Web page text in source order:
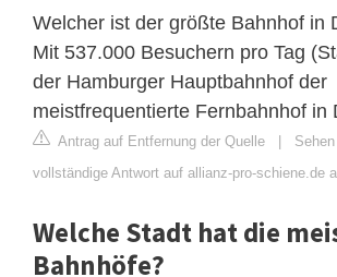
Welcher ist der größte Bahnhof in
Mit 537.000 Besuchern pro Tag
der Hamburger Hauptbahnhof der
meistfrequentierte Fernbahnhof in
Antrag auf Entfernung der Quelle |
vollständige Antwort auf allianz-pro-schiene.de
Welche Stadt hat die
Bahnhöfe?